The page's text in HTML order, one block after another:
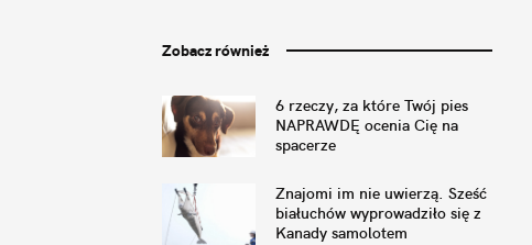
Zobacz również
6 rzeczy, za które Twój pies
NAPRAWDĘ ocenia Cię na
spacerze
Znajomi im nie uwierzą. Sześć
białuchów wyprowadziło się z
Kanady samolotem